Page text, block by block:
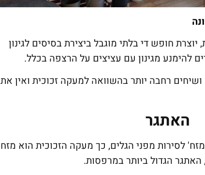
חופש די בלתי מוגבל ביצירת בסיסים לגינון
להימנע מגינון עם עציצים על הרצפה בכלל.
רחבה יותר בהשוואה למעקה זכוכית ואין את
האתגר
לסירות מפני הגלים, כך מעקה הזכוכית הוא מזח
האתגר הגדול ביותר במרפסות.